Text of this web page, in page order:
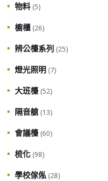
物料 (5)
櫥櫃 (26)
辨公檯系列 (25)
燈光照明 (7)
大班檯 (52)
隔音艙 (13)
會議檯 (60)
梳化 (98)
學校傢俬 (28)